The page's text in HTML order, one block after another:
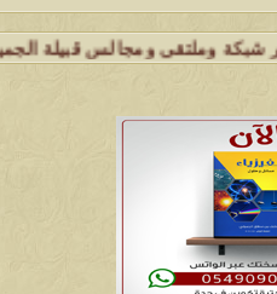
وملتقى ومجالس قبيلة الجميل